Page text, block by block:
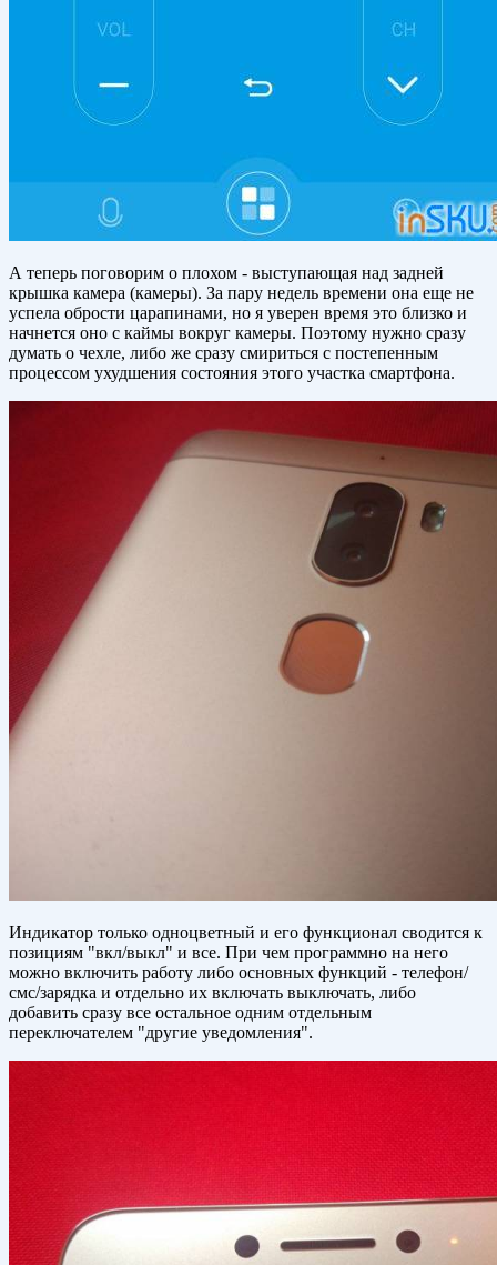
А теперь поговорим о плохом - выступающая над задней
крышка камера (камеры). За пару недель времени она еще не
успела обрости царапинами, но я уверен время это близко и
начнется оно с каймы вокруг камеры. Поэтому нужно сразу
думать о чехле, либо же сразу смириться с постепенным
процессом ухудшения состояния этого участка смартфона.
Индикатор только одноцветный и его функционал сводится к
позициям "вкл/выкл" и все. При чем программно на него
можно включить работу либо основных функций - телефон/
смс/зарядка и отдельно их включать выключать, либо
добавить сразу все остальное одним отдельным
переключателем "другие уведомления".